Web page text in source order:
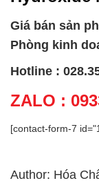
Giá bán sản
Phòng kinh
Hotline :
ZALO :
[contact-form-7
Author: Hóa